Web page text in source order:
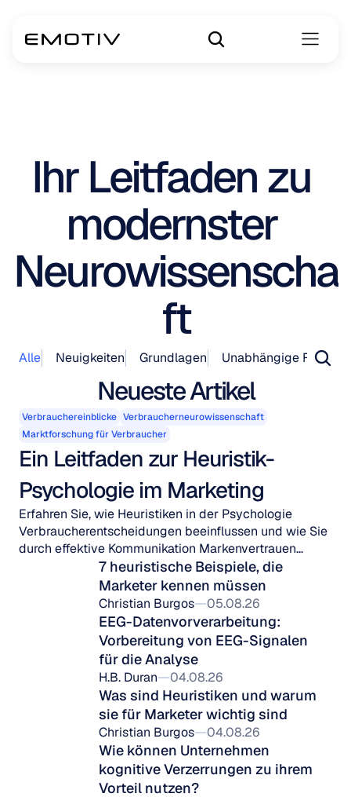
Ihr Leitfaden zu
modernster
Neurowissenscha
ft
Alle Neuigkeiten Grundlagen Unabhängige
Neueste Artikel
Verbrauchereinblicke Verbraucherneurowissenschaft
Marktforschung für Verbraucher
Ein Leitfaden zur Heuristik-
Psychologie im Marketing
Erfahren Sie, wie Heuristiken in der Psychologie
Verbraucherentscheidungen beeinflussen und wie Sie
durch effektive Kommunikation Markenvertrauen
7 heuristische Beispiele, die
Marketer kennen müssen
Christian Burgos 05.08.26
EEG-Datenvorverarbeitung:
Vorbereitung von EEG-Signalen
für die Analyse
H.B. Duran 04.08.26
Was sind Heuristiken und warum
sie für Marketer wichtig sind
Christian Burgos 04.08.26
Wie können Unternehmen
kognitive Verzerrungen zu ihrem
Vorteil nutzen?